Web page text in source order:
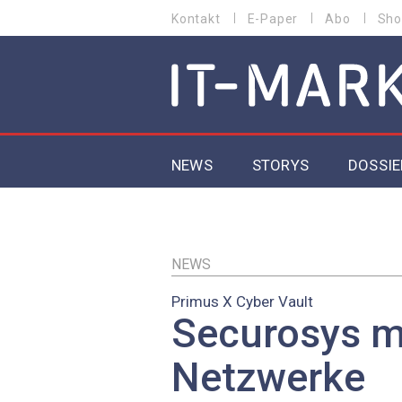
zum
MENU
Kontakt E-Paper Abo
MAIN NAVIGATION
NEWS STORYS
EU-
NEWS
Primus X Cyber Vault
Securosys
Netzwerke